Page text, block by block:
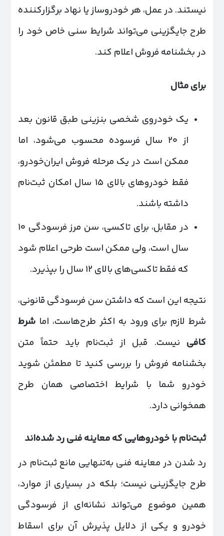
نیستند. در عمل، هر خودروساز یا نهاد برگزارکننده
طرح جایگزینی می‌تواند شرایط سنی خاص خود را
در بخشنامه فروش اعلام کند.
برای مثال
یک خودروی شخصی بنزینی طبق قانون بعد
از ۲۰ سال فرسوده محسوب می‌شود، اما
ممکن است در یک مرحله فروش ایران‌خودرو،
فقط خودروهای بالای ۱۵ سال امکان ثبت‌نام
داشته باشند.
در مقابل، برای تاکسی، سن مرز فرسودگی ۱۰
سال است، ولی ممکن است طرحی اعلام شود
که فقط تاکسی‌های بالای ۱۲ سال را بپذیرد.
نتیجه این است که داشتن سن فرسودگی قانونی،
شرط لازم برای ورود به اکثر طرح‌هاست، اما شرط
کافی نیست. قبل از ثبت‌نام باید حتماً متن
بخشنامه فروش را بررسی کنید تا مطمئن شوید
خودرو شما با شرایط اختصاصی همان طرح
همخوانی دارد.
ثبت‌نام با خودروهایی که معاینه فنی رد شده‌اند
رد شدن در معاینه فنی به‌تنهایی مانع ثبت‌نام در
طرح جایگزینی نیست؛ بلکه در بسیاری از موارد،
همین موضوع می‌تواند نشانه‌ای از فرسودگی
خودرو و یکی از دلایل پذیرش آن برای اسقاط